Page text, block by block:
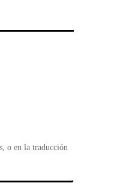
o en la traducción